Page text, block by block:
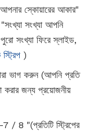
স্কোয়ারের আকার"
সংখ্যা আপনি
সংখ্যা ফিরে স্লাইড,
স্ট্রিপ )
ভাগ করুন (আপনি প্রতি
করার জন্য প্রয়োজনীয়
/ 8 "(প্রতিটি স্ট্রিপের